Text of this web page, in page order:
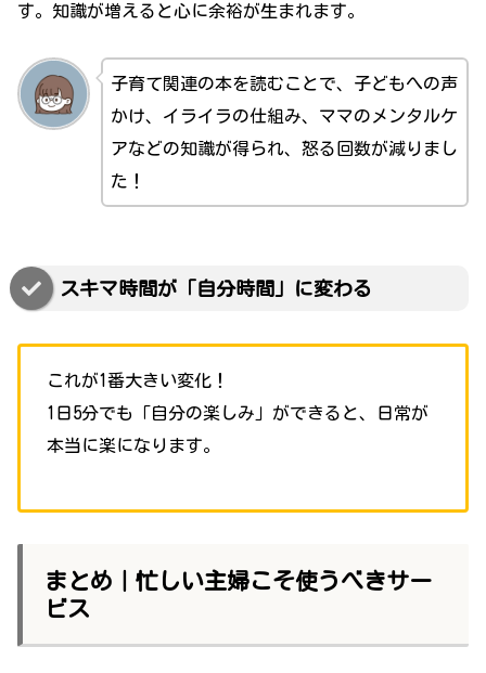
す。知識が増えると心に余裕が生まれます。
子育て関連の本を読むことで、子どもへの声
かけ、イライラの仕組み、ママのメンタルケ
アなどの知識が得られ、怒る回数が減りまし
た！
スキマ時間が「自分時間」に変わる
これが1番大きい変化！
1日5分でも「自分の楽しみ」ができると、日常が
本当に楽になります。
まとめ｜忙しい主婦こそ使うべきサー
ビス